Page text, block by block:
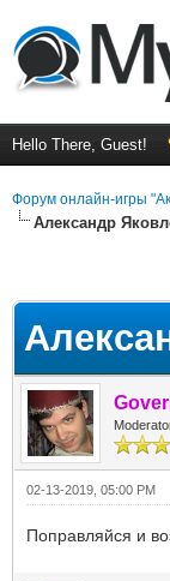
Hello There, Guest!
Форум онлайн-игры
Александр
02-13-2019, 05:00 PM
Поправляйся и